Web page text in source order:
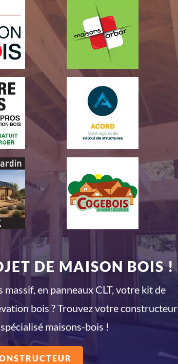
DE MAISON BOIS !
en panneaux CLT, votre kit de
bois ? Trouvez votre constructeur
maisons-bois !